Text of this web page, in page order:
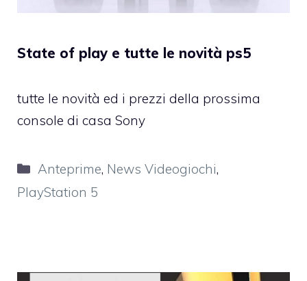
State of play e tutte le novità ps5
tutte le novità ed i prezzi della prossima
console di casa Sony
Categorie
Anteprime, News Videogiochi,
PlayStation 5